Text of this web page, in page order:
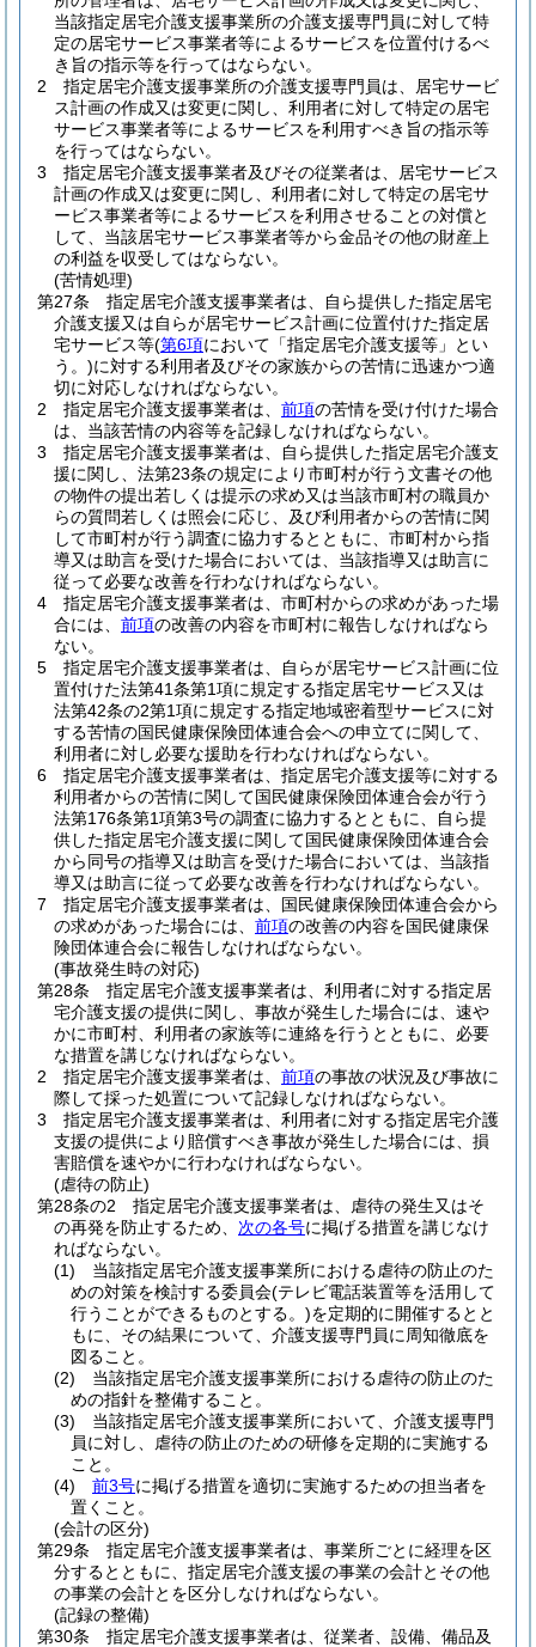
当該指定居宅介護支援事業所の介護支援専門員に対して特
定の居宅サービス事業者等によるサービスを位置付けるべ
き旨の指示等を行ってはならない。
2
指定居宅介護支援事業所の介護支援専門員は、居宅サービ
ス計画の作成又は変更に関し、利用者に対して特定の居宅
サービス事業者等によるサービスを利用すべき旨の指示等
を行ってはならない。
3
指定居宅介護支援事業者及びその従業者は、居宅サービス
計画の作成又は変更に関し、利用者に対して特定の居宅サ
ービス事業者等によるサービスを利用させることの対償と
して、当該居宅サービス事業者等から金品その他の財産上
の利益を収受してはならない。
(苦情処理)
第27条
指定居宅介護支援事業者は、自ら提供した指定居宅
介護支援又は自らが居宅サービス計画に位置付けた指定居
宅サービス等(第6項において「指定居宅介護支援等」とい
う。)に対する利用者及びその家族からの苦情に迅速かつ適
切に対応しなければならない。
2
指定居宅介護支援事業者は、 前項の苦情を受け付けた場合
は、当該苦情の内容等を記録しなければならない。
3
指定居宅介護支援事業者は、自ら提供した指定居宅介護支
援に関し、法第23条の規定により市町村が行う文書その他
の物件の提出若しくは提示の求め又は当該市町村の職員か
らの質問若しくは照会に応じ、及び利用者からの苦情に関
して市町村が行う調査に協力するとともに、市町村から指
導又は助言を受けた場合においては、当該指導又は助言に
従って必要な改善を行わなければならない。
4
指定居宅介護支援事業者は、市町村からの求めがあった場
合には、 前項の改善の内容を市町村に報告しなければなら
ない。
5
指定居宅介護支援事業者は、自らが居宅サービス計画に位
置付けた法第41条第1項に規定する指定居宅サービス又は
法第42条の2第1項に規定する指定地域密着型サービスに対
する苦情の国民健康保険団体連合会への申立てに関して、
利用者に対し必要な援助を行わなければならない。
6
指定居宅介護支援事業者は、指定居宅介護支援等に対する
利用者からの苦情に関して国民健康保険団体連合会が行う
法第176条第1項第3号の調査に協力するとともに、自ら提
供した指定居宅介護支援に関して国民健康保険団体連合会
から同号の指導又は助言を受けた場合においては、当該指
導又は助言に従って必要な改善を行わなければならない。
7
指定居宅介護支援事業者は、国民健康保険団体連合会から
の求めがあった場合には、 前項の改善の内容を国民健康保
険団体連合会に報告しなければならない。
(事故発生時の対応)
第28条
指定居宅介護支援事業者は、利用者に対する指定居
宅介護支援の提供に関し、事故が発生した場合には、速や
かに市町村、利用者の家族等に連絡を行うとともに、必要
な措置を講じなければならない。
2
指定居宅介護支援事業者は、 前項の事故の状況及び事故に
際して採った処置について記録しなければならない。
3
指定居宅介護支援事業者は、利用者に対する指定居宅介護
支援の提供により賠償すべき事故が発生した場合には、損
害賠償を速やかに行わなければならない。
(虐待の防止)
第28条の2
指定居宅介護支援事業者は、虐待の発生又はそ
の再発を防止するため、 次の各号に掲げる措置を講じなけ
ればならない。
(1)
当該指定居宅介護支援事業所における虐待の防止のた
めの対策を検討する委員会(テレビ電話装置等を活用して
行うことができるものとする。)を定期的に開催するとと
もに、その結果について、介護支援専門員に周知徹底を
図ること。
(2)
当該指定居宅介護支援事業所における虐待の防止のた
めの指針を整備すること。
(3)
当該指定居宅介護支援事業所において、介護支援専門
員に対し、虐待の防止のための研修を定期的に実施する
こと。
(4)
前3号に掲げる措置を適切に実施するための担当者を
置くこと。
(会計の区分)
第29条
指定居宅介護支援事業者は、事業所ごとに経理を区
分するとともに、指定居宅介護支援の事業の会計とその他
の事業の会計とを区分しなければならない。
(記録の整備)
第30条
指定居宅介護支援事業者は、従業者、設備、備品及